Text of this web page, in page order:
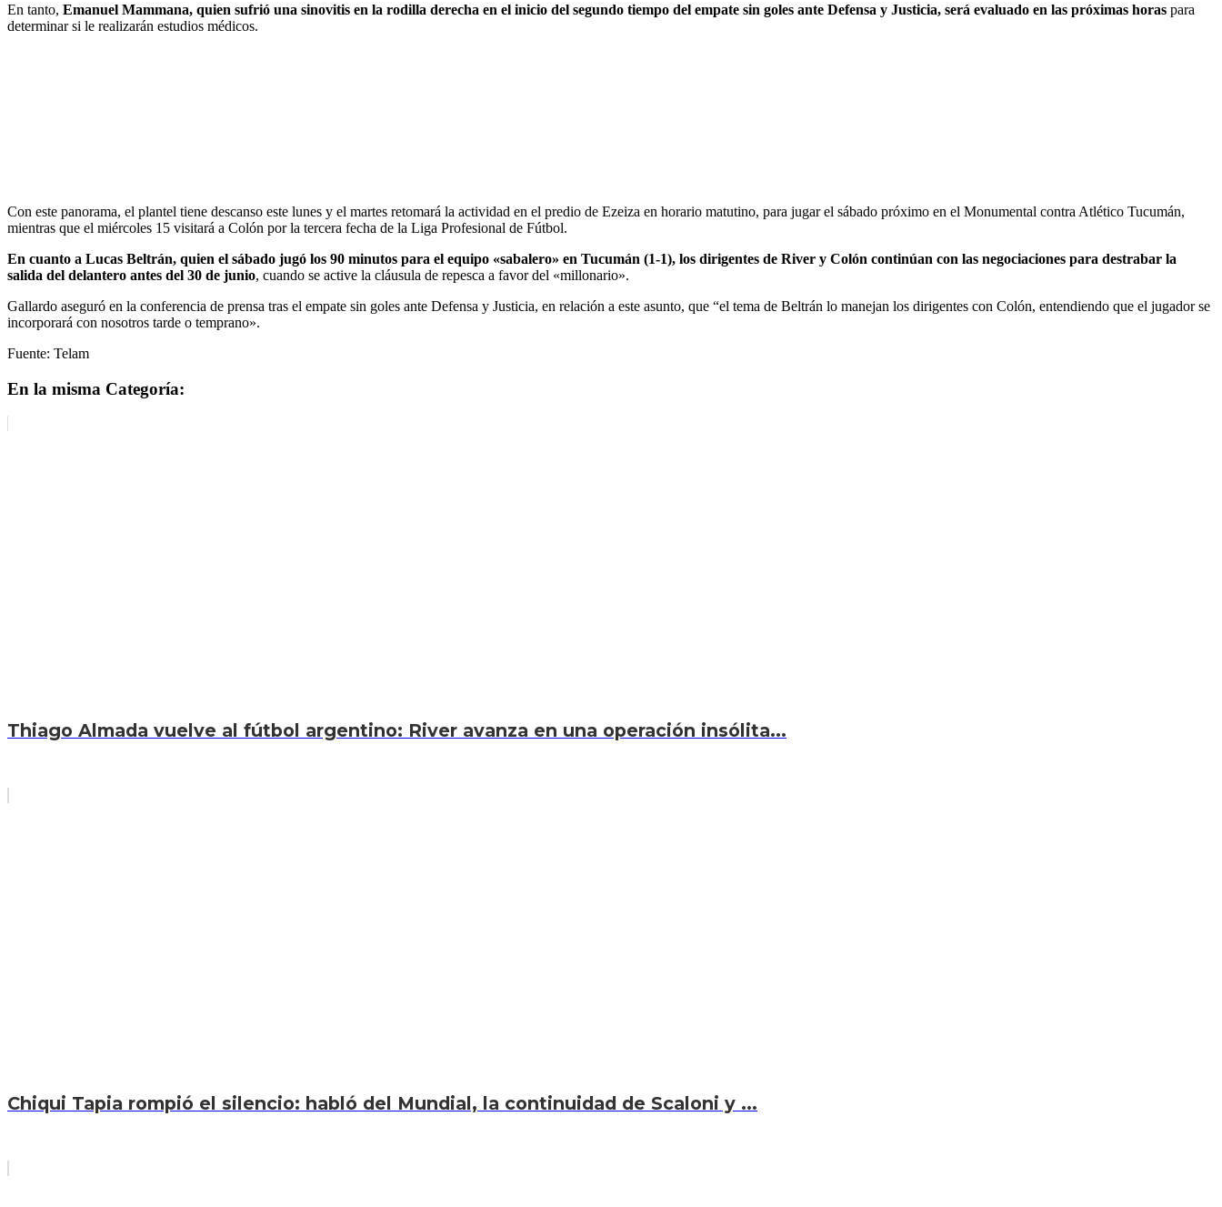
En tanto, Emanuel Mammana, quien sufrió una sinovitis en la rodilla derecha en el inicio del segundo tiempo del empate sin goles ante Defensa y Justicia, será evaluado en las próximas horas para
determinar si le realizarán estudios médicos.
Con este panorama, el plantel tiene descanso este lunes y el martes retomará la actividad en el predio de Ezeiza en horario matutino, para jugar el sábado próximo en el Monumental contra Atlético Tucumán,
mientras que el miércoles 15 visitará a Colón por la tercera fecha de la Liga Profesional de Fútbol.
En cuanto a Lucas Beltrán, quien el sábado jugó los 90 minutos para el equipo «sabalero» en Tucumán (1-1), los dirigentes de River y Colón continúan con las negociaciones para destrabar la
salida del delantero antes del 30 de junio, cuando se active la cláusula de repesca a favor del «millonario».
Gallardo aseguró en la conferencia de prensa tras el empate sin goles ante Defensa y Justicia, en relación a este asunto, que “el tema de Beltrán lo manejan los dirigentes con Colón, entendiendo que el jugador se
incorporará con nosotros tarde o temprano».
Fuente: Telam
En la misma Categoría:
Thiago Almada vuelve al fútbol argentino: River avanza en una operación insólita...
Chiqui Tapia rompió el silencio: habló del Mundial, la continuidad de Scaloni y ...